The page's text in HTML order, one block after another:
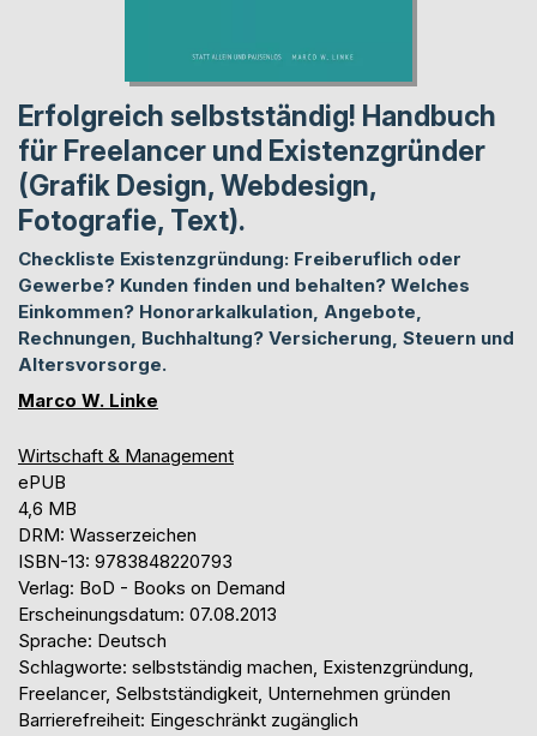
Erfolgreich selbstständig! Handbuch
für Freelancer und Existenzgründer
(Grafik Design, Webdesign,
Fotografie, Text).
Checkliste Existenzgründung: Freiberuflich oder
Gewerbe? Kunden finden und behalten? Welches
Einkommen? Honorarkalkulation, Angebote,
Rechnungen, Buchhaltung? Versicherung, Steuern und
Altersvorsorge.
Marco W. Linke
Wirtschaft & Management
ePUB
4,6 MB
DRM: Wasserzeichen
ISBN-13: 9783848220793
Verlag: BoD - Books on Demand
Erscheinungsdatum: 07.08.2013
Sprache: Deutsch
Schlagworte: selbstständig machen, Existenzgründung,
Freelancer, Selbstständigkeit, Unternehmen gründen
Barrierefreiheit: Eingeschränkt zugänglich